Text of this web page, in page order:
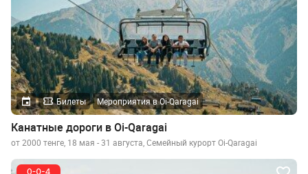
Билеты Мероприятия в Oi-Qaragai
Канатные дороги в Oi-Qaragai
от 2000 тенге, 18 мая - 31 августа, Семейный курорт Oi-Qaragai